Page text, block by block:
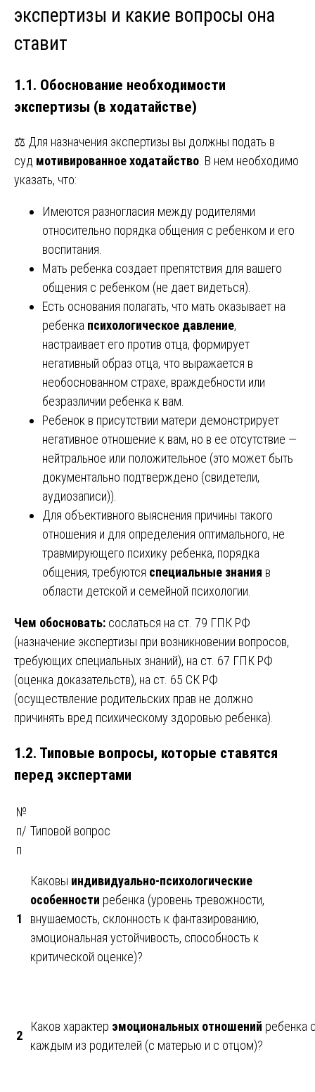
экспертизы и какие вопросы она
ставит
1.1. Обоснование необходимости
экспертизы (в ходатайстве)
⚖️ Для назначения экспертизы вы должны подать в
суд мотивированное ходатайство . В нем необходимо
указать, что:
Имеются разногласия между родителями
относительно порядка общения с ребенком и его
воспитания.
Мать ребенка создает препятствия для вашего
общения с ребенком (не дает видеться).
Есть основания полагать, что мать оказывает на
ребенка психологическое давление,
настраивает его против отца, формирует
негативный образ отца, что выражается в
необоснованном страхе, враждебности или
безразличии ребенка к вам.
Ребенок в присутствии матери демонстрирует
негативное отношение к вам, но в ее отсутствие —
нейтральное или положительное (это может быть
документально подтверждено (свидетели,
аудиозаписи)).
Для объективного выяснения причины такого
отношения и для определения оптимального, не
травмирующего психику ребенка, порядка
общения, требуются специальные знания в
области детской и семейной психологии.
Чем обосновать: сослаться на ст. 79 ГПК РФ
(назначение экспертизы при возникновении вопросов,
требующих специальных знаний), на ст. 67 ГПК РФ
(оценка доказательств), на ст. 65 СК РФ
(осуществление родительских прав не должно
причинять вред психическому здоровью ребенка).
1.2. Типовые вопросы, которые ставятся
перед экспертами
№
п/
п
Типовой вопрос
1
Каковы индивидуально-психологические
особенности ребенка (уровень тревожности,
внушаемость, склонность к фантазированию,
эмоциональная устойчивость, способность к
критической оценке)?
2
Каков характер эмоциональных отношений ребенка
каждым из родителей (с матерью и с отцом)?